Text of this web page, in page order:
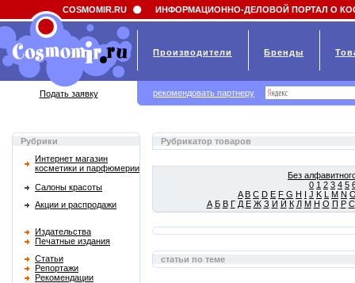
Field 'news_title' doesn't have a default value
Рубрики
Интернет магазин
косметики и парфюмерии
Салоны красоты
Акции и распродажи
Издательства
Печатные издания
Статьи
Репортажи
Рекомендации
Рубрикатор товаров
Без
0 1 2 3 4 5
A B C D E F G H I J K L M N
А Б В Г Д Е Ж З И Й К Л М Н О П Р С
статьи по теме
COSMOMIR.RU ИНФОРМАЦИОННО-ДЕЛОВОЙ ПОРТАЛ О
Производители Бренды
Подать заявку рекомендовать партнеру